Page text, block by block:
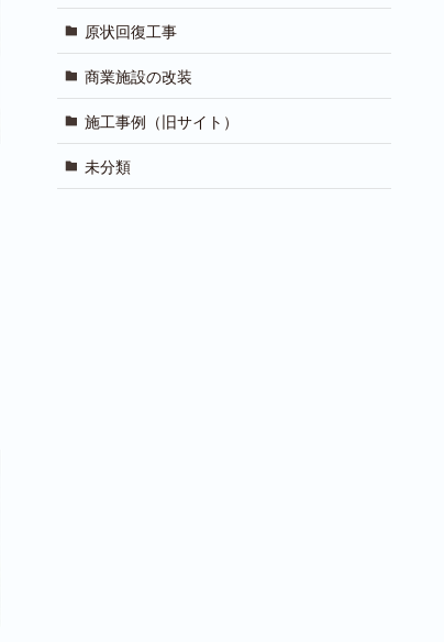
原状回復工事
商業施設の改装
施工事例（旧サイト）
未分類